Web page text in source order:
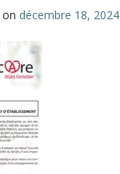
on décembre 18, 2024